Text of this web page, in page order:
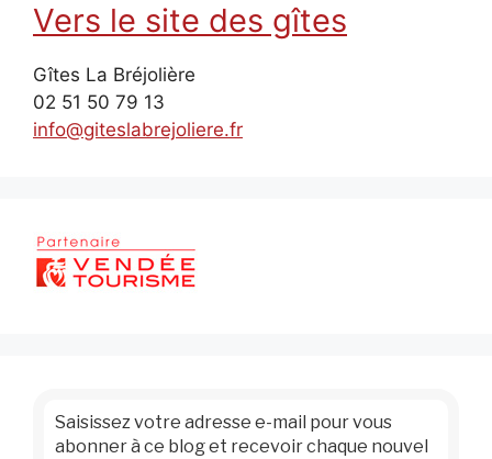
Vers le site des gîtes
Gîtes La Bréjolière
02 51 50 79 13
info@giteslabrejoliere.fr
Saisissez votre adresse e-mail pour vous
abonner à ce blog et recevoir chaque nouvel